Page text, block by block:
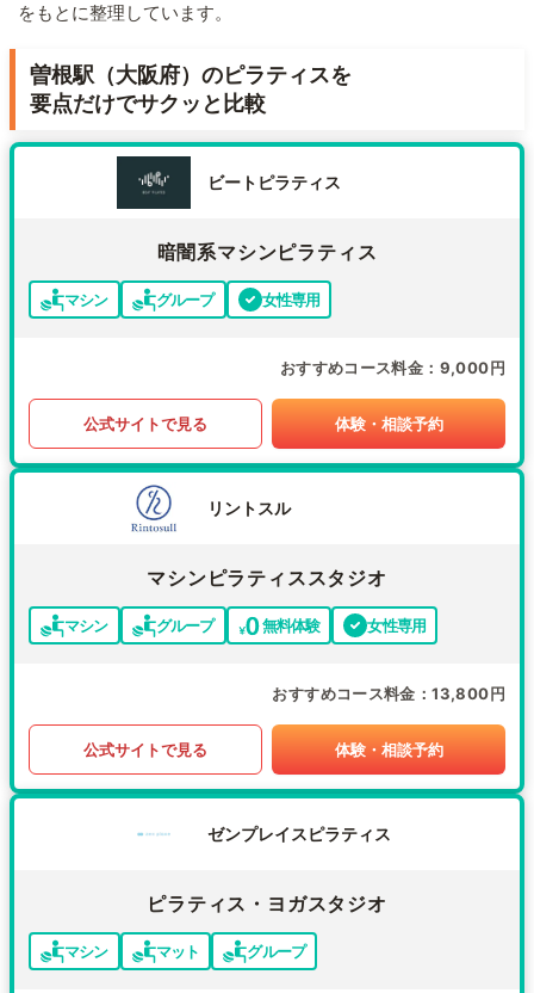
をもとに整理しています。
曽根駅（大阪府）のピラティスを
要点だけでサクッと比較
ビートピラティス
暗闇系マシンピラティス
マシン グループ 女性専用
おすすめコース料金 9,000円
公式サイトで見る 体験・相談予約
リントスル
マシンピラティススタジオ
マシン グループ 無料体験 女性専用
おすすめコース料金 13,800円
公式サイトで見る 体験・相談予約
ゼンプレイスピラティス
ピラティス・ヨガスタジオ
マシン マット グループ